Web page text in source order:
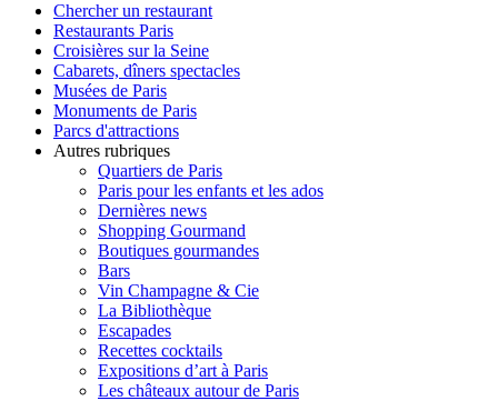
Chercher un restaurant
Restaurants Paris
Croisières sur la Seine
Cabarets, dîners spectacles
Musées de Paris
Monuments de Paris
Parcs d'attractions
Autres rubriques
Quartiers de Paris
Paris pour les enfants et les ados
Dernières news
Shopping Gourmand
Boutiques gourmandes
Bars
Vin Champagne & Cie
La Bibliothèque
Escapades
Recettes cocktails
Expositions d’art à Paris
Les châteaux autour de Paris